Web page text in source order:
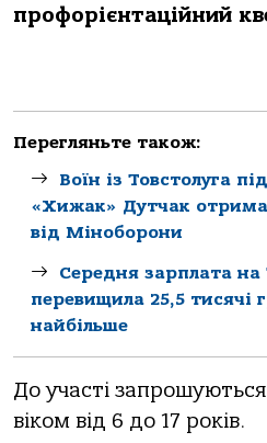
профорієнтаційний
Перегляньте також:
Воїн із Товстолуга
«Хижак» Дутчак
від Міноборони
Середня зарплата на
перевищила 25,5 тисячі
найбільше
До участі
віком від 6 до 17 років.